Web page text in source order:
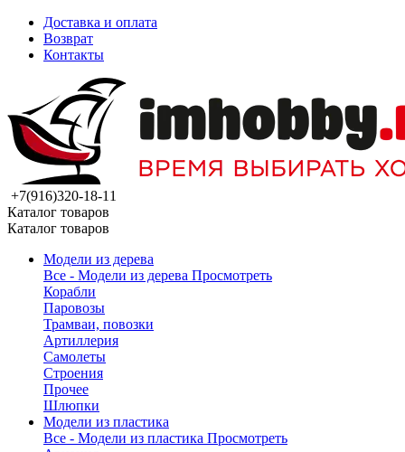
Доставка и оплата
Возврат
Контакты
+7(916)320-18-11
Каталог товаров
Каталог товаров
Модели из дерева
Все - Модели из дерева Просмотреть
Корабли
Паровозы
Трамваи, повозки
Артиллерия
Самолеты
Строения
Прочее
Шлюпки
Модели из пластика
Все - Модели из пластика Просмотреть